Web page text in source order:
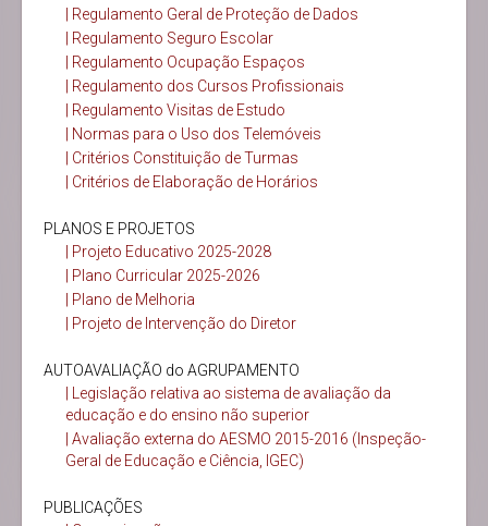
| Regulamento Geral de Proteção de Dados
| Regulamento Seguro Escolar
| Regulamento Ocupação Espaços
| Regulamento dos Cursos Profissionais
| Regulamento Visitas de Estudo
| Normas para o Uso dos Telemóveis
| Critérios Constituição de Turmas
| Critérios de Elaboração de Horários
PLANOS E PROJETOS
| Projeto Educativo 2025-2028
| Plano Curricular 2025-2026
| Plano de Melhoria
| Projeto de Intervenção do Diretor
AUTOAVALIAÇÃO do AGRUPAMENTO
| Legislação relativa ao sistema de avaliação da
educação e do ensino não superior
| Avaliação externa do AESMO 2015-2016 (Inspeção-
Geral de Educação e Ciência, IGEC)
PUBLICAÇÕES